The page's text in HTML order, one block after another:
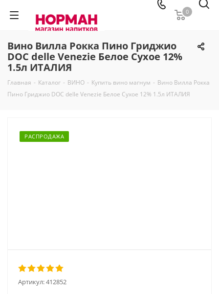
0
Вино Вилла Рокка Пино Гриджио
DOC delle Venezie Белое Сухое 12%
1.5л ИТАЛИЯ
Главная - Каталог - ВИНО - Купить вино магнум - Вино Вилла Рокка
Пино Гриджио DOC delle Venezie Белое Сухое 12% 1.5л ИТАЛИЯ
РАСПРОДАЖА
Артикул:412852